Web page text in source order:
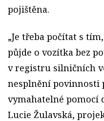
pojištěna.
„Je třeba počítat s
půjde o vozítka bez
v registru silničních
nesplnění povinnosti
vymahatelné pomocí
Lucie Žulavská,